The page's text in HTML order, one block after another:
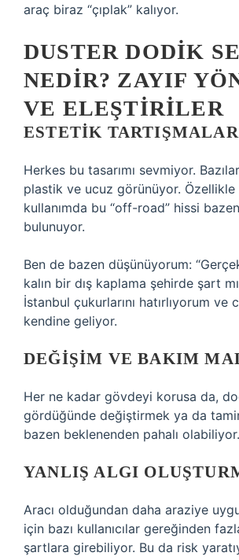
araç biraz “çıplak” kalıyor.
DUSTER DODIK
NEDIR? ZAYIF
VE ELEŞTIRILER
ESTETIK TARTIŞMALAR
Herkes bu tasarımı sevmiyor.
plastik ve ucuz görünüyor. Özellikle
kullanımda bu “off-road” hissi
bulunuyor.
Ben de bazen düşünüyorum:
kalın bir dış kaplama şehirde şart
İstanbul çukurlarını hatırlıyorum ve
kendine geliyor.
DEĞIŞIM VE BAKIM
Her ne kadar gövdeyi korusa da,
gördüğünde değiştirmek ya da
bazen beklenenden pahalı olabiliyor.
YANLIŞ ALGI
Aracı olduğundan daha araziye
için bazı kullanıcılar gereğinden
şartlara girebiliyor. Bu da risk